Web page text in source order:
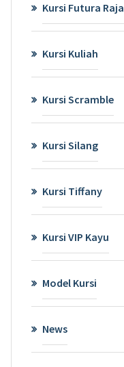
Kursi Futura Raja
Kursi Kuliah
Kursi Scramble
Kursi Silang
Kursi Tiffany
Kursi VIP Kayu
Model Kursi
News